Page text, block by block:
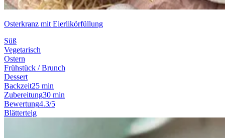
Osterkranz mit Eierlikörfüllung
Süß
Vegetarisch
Ostern
Frühstück / Brunch
Dessert
Backzeit25 min
Zubereitung30 min
Bewertung4.3/5
Blätterteig